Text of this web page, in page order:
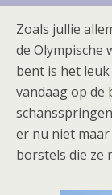
Zoals jullie
de Olympische
bent is het
vandaag op de
er nu niet
borstels die ze